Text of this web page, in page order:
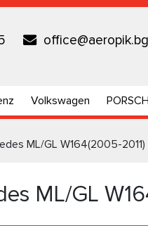
office@aeropik.bg
Volkswagen
ML/GL W164(2005-2011)
ML/GL